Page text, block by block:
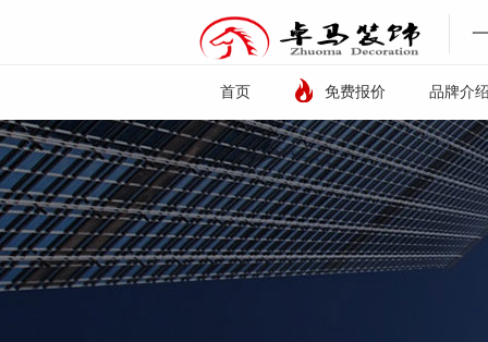
首页 免费报价 品牌介